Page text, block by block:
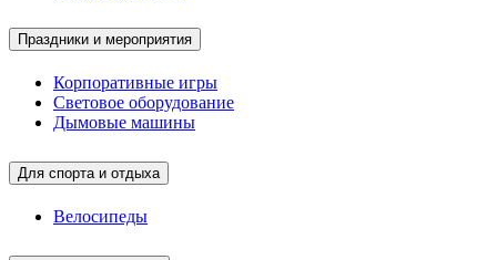
Праздники и мероприятия
Корпоративные игры
Световое оборудование
Дымовые машины
Для спорта и отдыха
Велосипеды